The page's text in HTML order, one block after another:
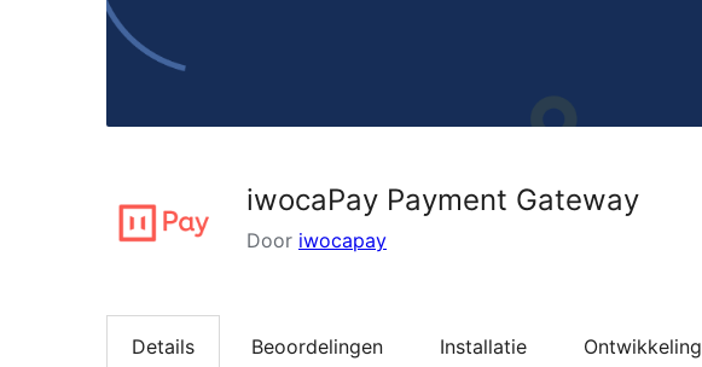
iwocaPay Payment Gateway
Door iwocapay
Details Beoordelingen Installatie Ontwikkeling